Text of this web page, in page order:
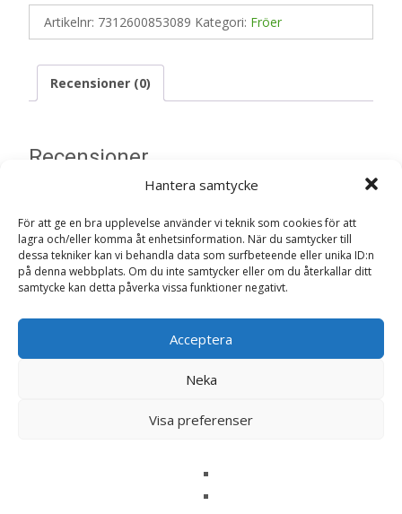
Hantera samtycke
För att ge en bra upplevelse använder vi teknik som cookies för att
lagra och/eller komma åt enhetsinformation. När du samtycker till
dessa tekniker kan vi behandla data som surfbeteende eller unika ID:n
på denna webbplats. Om du inte samtycker eller om du återkallar ditt
samtycke kan detta påverka vissa funktioner negativt.
Acceptera
Neka
Visa preferenser
Artikelnr: 7312600853089 Kategori: Fröer
Recensioner (0)
Recensioner
Bli först med att recensera ”Krukgurka
‘Picolino F1’ Organic frö – Fröer”
Din e-postadress kommer inte publiceras. Obligatoriska fält
är märkta*